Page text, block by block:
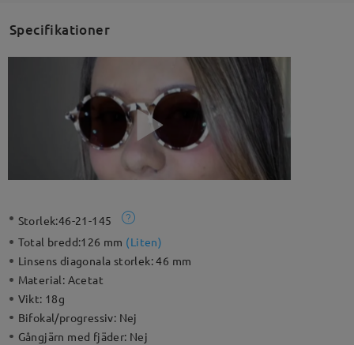
Specifikationer
Storlek:46-21-145
Total bredd:126 mm (Liten)
Linsens diagonala storlek:46 mm
Material: Acetat
Vikt: 18g
Bifokal/progressiv: Nej
Gångjärn med fjäder: Nej